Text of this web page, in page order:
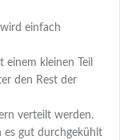
einfach
kleinen Teil
den Rest der
verteilt werden.
es gut durchgekühlt